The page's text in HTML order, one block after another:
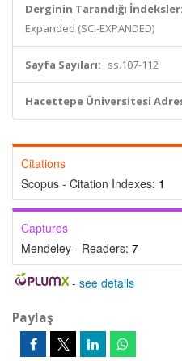
Derginin Tarandığı İndeksler:
Expanded (SCI-EXPANDED)
Sayfa Sayıları: ss.107-112
Hacettepe Üniversitesi
Citations
Scopus - Citation Indexes: 1
Captures
Mendeley - Readers: 7
- see details
Paylaş